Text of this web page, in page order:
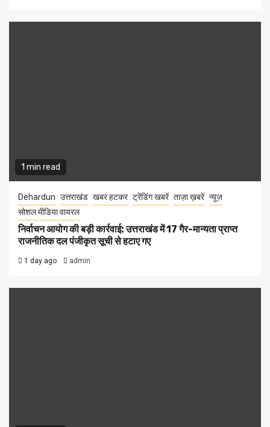
1 min read
Dehardun उत्तराखंड खबर हटकर ट्रेंडिंग खबरें ताज़ा ख़बरें न्यूज़
सोशल मीडिया वायरल
निर्वाचन आयोग की बड़ी कार्रवाई: उत्तराखंड में 17 गैर-मान्यता प्राप्त
राजनीतिक दल पंजीकृत सूची से हटाए गए
1 day ago admin